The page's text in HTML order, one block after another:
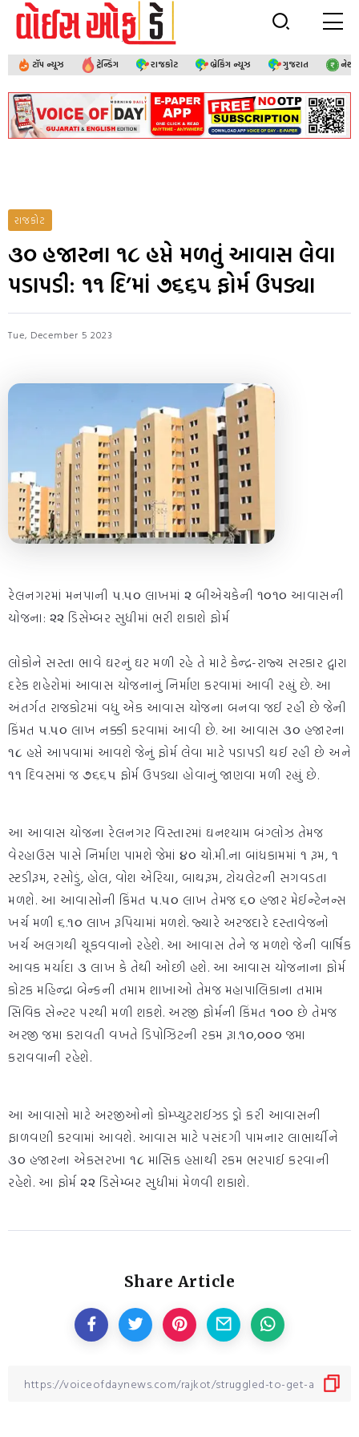
ટૉપ ન્યૂઝ ટ્રેન્ડિંગ રાજકોટ બ્રેકિંગ ન્યૂઝ ગુજરાત
રાજકોટ
૩૦ હજારના ૧૮ હપ્તે મળતું આવાસ લેવા
પડાપડી: ૧૧ દિ’માં ૭૬૬૫ ફોર્મ ઉપડ્યા
Tue, December 5 2023
રેલનગરમાં મનપાની ૫.૫૦ લાખમાં ૨ બીએચકેની ૧૦૧૦ આવાસની
યોજના: ૨૨ ડિસેમ્બર સુધીમાં ભરી શકાશે ફોર્મ
લોકોને સસ્તા ભાવે ઘરનું ઘર મળી રહે તે માટે કેન્દ્ર-રાજ્ય સરકાર દ્વારા
દરેક શહેરોમાં આવાસ યોજનાનું નિર્માણ કરવામાં આવી રહ્યું છે. આ
અંતર્ગત રાજકોટમાં વધુ એક આવાસ યોજના બનવા જઈ રહી છે જેની
કિંમત ૫.૫૦ લાખ નક્કી કરવામાં આવી છે. આ આવાસ ૩૦ હજારના
૧૮ હપ્તે આપવામાં આવશે જેનું ફોર્મ લેવા માટે પડાપડી થઈ રહી છે અને
૧૧ દિવસમાં જ ૭૬૬૫ ફોર્મ ઉપડ્યા હોવાનું જાણવા મળી રહ્યું છે.
આ આવાસ યોજના રેલનગર વિસ્તારમાં ઘનશ્યામ બંગ્લોઝ તેમજ
વેરહાઉસ પાસે નિર્માણ પામશે જેમાં ૪૦ ચો.મી.ના બાંધકામમાં ૧ રૂમ, ૧
સ્ટડીરૂમ, રસોડું, હોલ, વોશ એરિયા, બાથરૂમ, ટોયલેટની સગવડતા
મળશે. આ આવાસોની કિંમત ૫.૫૦ લાખ તેમજ ૬૦ હજાર મેઈન્ટેનન્સ
ખર્ચ મળી ૬.૧૦ લાખ રૂપિયામાં મળશે. જ્યારે અરજદારે દસ્તાવેજનો
ખર્ચ અલગથી ચૂકવવાનો રહેશે. આ આવાસ તેને જ મળશે જેની વાર્ષિક
આવક મર્યાદા ૩ લાખ કે તેથી ઓછી હશે. આ આવાસ યોજનાના ફોર્મ
કોટક મહિન્દ્રા બેન્કની તમામ શાખાઓ તેમજ મહાપાલિકાના તમામ
સિવિક સેન્ટર પરથી મળી શકશે. અરજી ફોર્મની કિંમત ૧૦૦ છે તેમજ
અરજી જમા કરાવતી વખતે ડિપોઝિટની રકમ રૂા.૧૦,૦૦૦ જમા
કરાવવાની રહેશે.
આ આવાસો માટે અરજીઓનો કોમ્પ્યુટરાઈઝડ ડ્રો કરી આવાસની
ફાળવણી કરવામાં આવશે. આવાસ માટે પસંદગી પામનાર લાભાર્થીને
૩૦ હજારના એકસરખા ૧૮ માસિક હપ્તાથી રકમ ભરપાઈ કરવાની
રહેશે. આ ફોર્મ ૨૨ ડિસેમ્બર સુધીમાં મેળવી શકાશે.
Share Article